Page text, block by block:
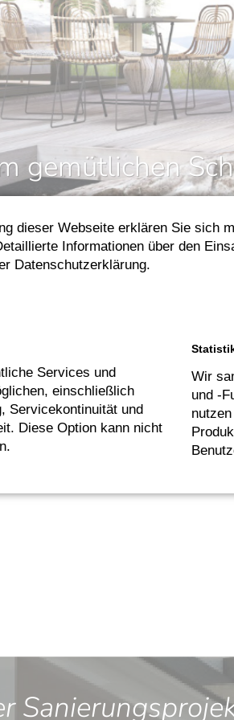
gemütlichen
und in Ruhe begutachten.
Look mit einer
dieser Webseite erklären Sie sich
Informationen über den
Datenschutzerklärung.
Services und
einschließlich
Servicekontinuität und
Diese Option kann nicht
Wir
und -